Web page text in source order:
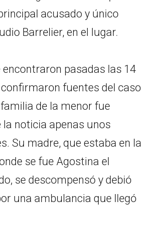
acusado y único
Barrelier, en el lugar.
encontraron pasadas las 14
fuentes del caso
de la menor fue
noticia apenas unos
Su madre, que estaba en la
se fue Agostina el
se descompensó y debió
una ambulancia que llegó